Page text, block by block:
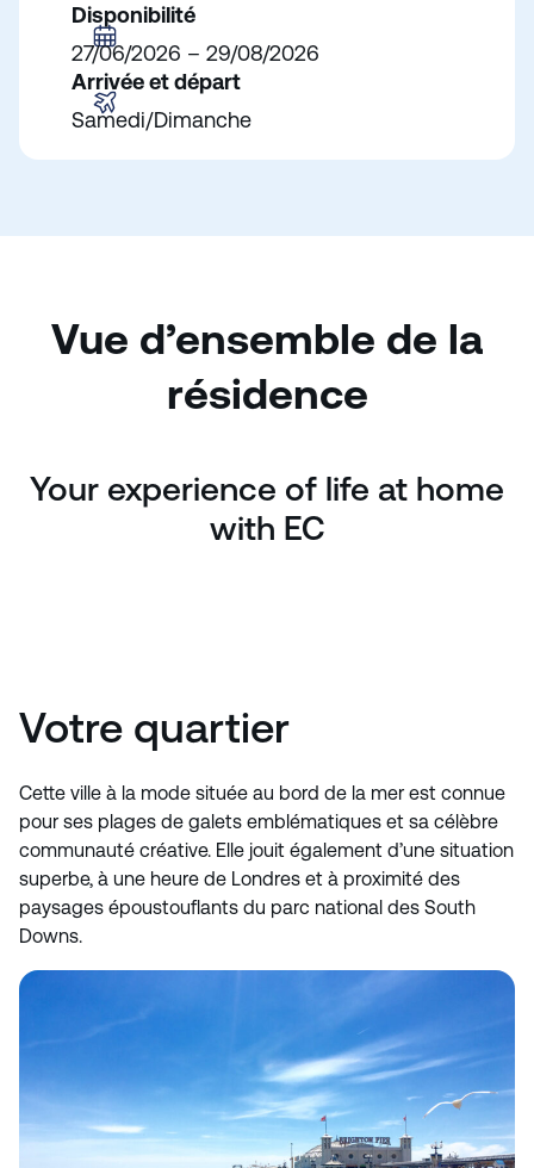
Disponibilité
27/06/2026 – 29/08/2026
Arrivée et départ
Samedi/Dimanche
Vue d’ensemble de la
résidence
Your experience of life at home
with EC
Votre quartier
Cette ville à la mode située au bord de la mer est connue
pour ses plages de galets emblématiques et sa célèbre
communauté créative. Elle jouit également d’une situation
superbe, à une heure de Londres et à proximité des
paysages époustouflants du parc national des South
Downs.